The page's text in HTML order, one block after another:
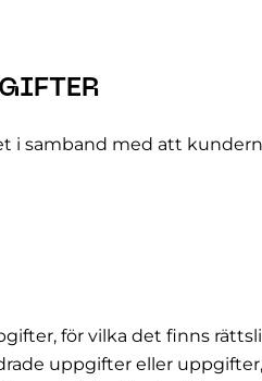
i samband med att
för vilka det finns
uppgifter eller